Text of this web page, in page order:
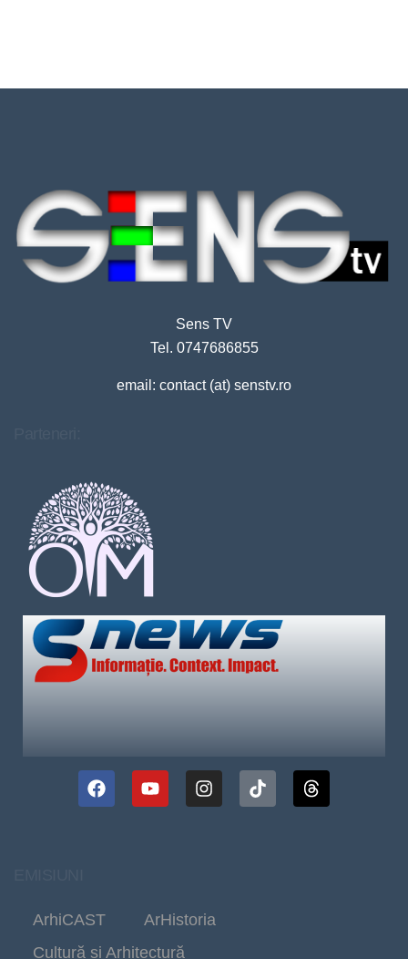
Sens TV
Tel. 0747686855
email: contact (at) senstv.ro
ArhiCAST
ArHistoria
Cultură și Arhitectură